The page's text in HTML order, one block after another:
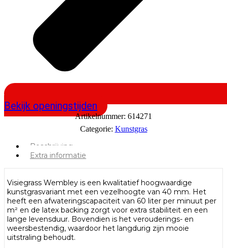
Bekijk openingstijden
Artikelnummer: 614271
Categorie: Kunstgras
Beschrijving
Extra informatie
Visiegrass Wembley is een kwalitatief hoogwaardige
kunstgrasvariant met een vezelhoogte van 40 mm. Het
heeft een afwateringscapaciteit van 60 liter per minuut per
m² en de latex backing zorgt voor extra stabiliteit en een
lange levensduur. Bovendien is het verouderings- en
weersbestendig, waardoor het langdurig zijn mooie
uitstraling behoudt.